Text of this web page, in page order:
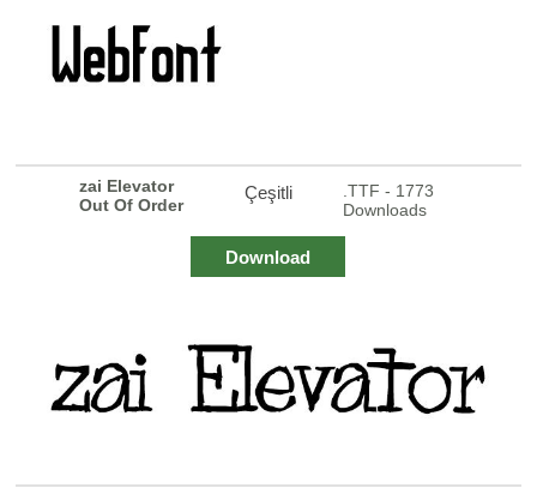
zai Elevator
Out Of Order
Çeşitli
.TTF - 1773
Downloads
Download